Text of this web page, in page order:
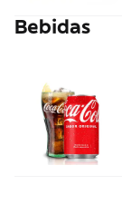
Bebidas